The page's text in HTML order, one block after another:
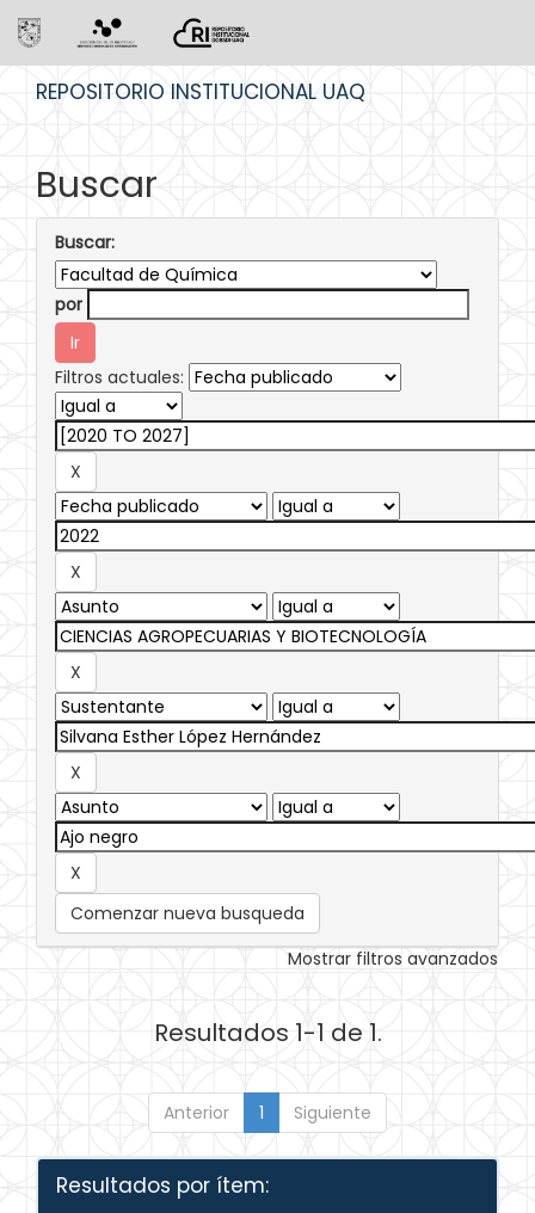
REPOSITORIO INSTITUCIONAL UAQ
Buscar
Buscar:
por
Filtros actuales:
Comenzar nueva busqueda
Mostrar filtros avanzados
Resultados 1-1 de 1.
Anterior 1 Siguiente
Resultados por ítem: